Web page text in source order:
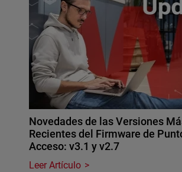
Novedades de las Versiones
Recientes del Firmware de
Acceso: v3.1 y v2.7
Leer Artículo